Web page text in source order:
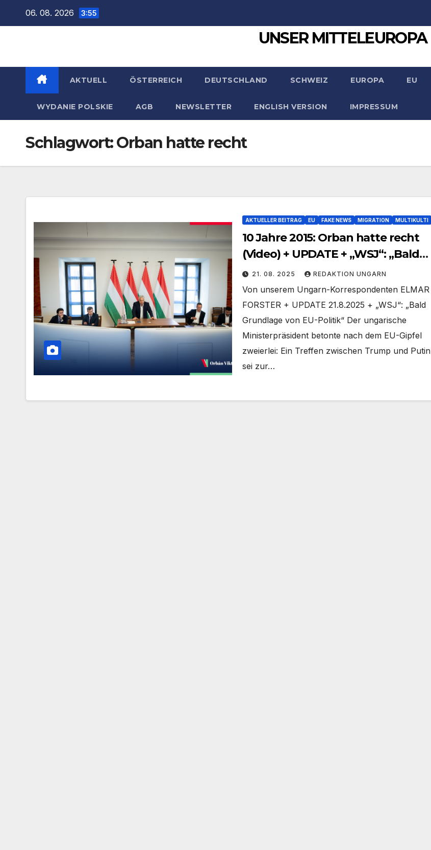
06. 08. 2026 3:55
UNSER MITTELEUROPA
AKTUELL ÖSTERREICH DEUTSCHLAND SCHWEIZ EUROPA EU
WYDANIE POLSKIE AGB NEWSLETTER ENGLISH VERSION IMPRESSUM
Schlagwort:Orban hatte recht
AKTUELLER BEITRAG EU FAKE NEWS MIGRATION MULTIKULTI
10 Jahre 2015: Orban hatte recht
(Video) + UPDATE + „WSJ“: „Bald
Grundlage von EU-Politik“
21. 08. 2025 REDAKTION UNGARN
Von unserem Ungarn-Korrespondenten ELMAR
FORSTER + UPDATE 21.8.2025 + „WSJ“: „Bald
Grundlage von EU-Politik“ Der ungarische
Ministerpräsident betonte nach dem EU-Gipfel
zweierlei: Ein Treffen zwischen Trump und Putin
sei zur…